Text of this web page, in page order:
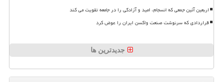
اربعین آئین جمعی که انسجام، امید و آزادگی را در جامعه تقویت می کند
قراردادی که سرنوشت صنعت واکسن ایران را عوض کرد
جدیدترین ها